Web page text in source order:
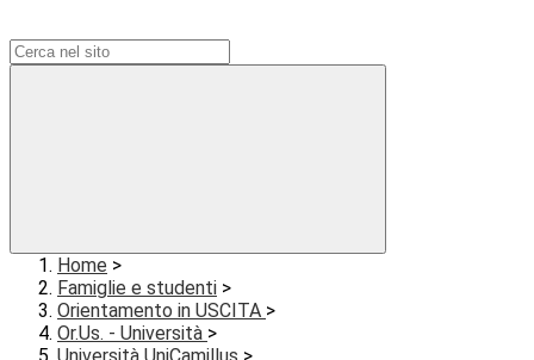
Home >
Famiglie e studenti >
Orientamento in USCITA >
Or.Us. - Università >